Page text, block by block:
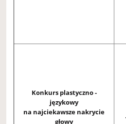
Konkurs plastyczno -
językowy
na najciekawsze nakrycie
głowy